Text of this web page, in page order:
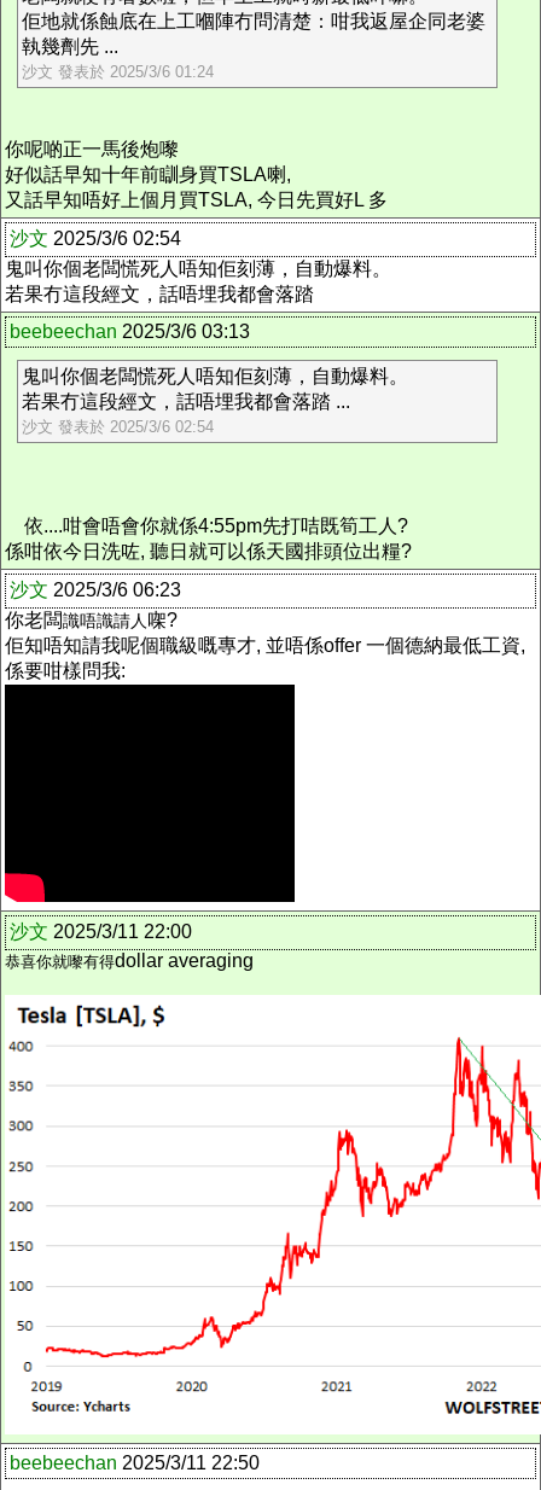
佢地就係蝕底在上工嗰陣冇問清楚：咁我返屋企同老婆
執幾劑先 ...
沙文 發表於 2025/3/6 01:24
你呢啲正一馬後炮嚟
好似話早知十年前瞓身買TSLA喇,
又話早知唔好上個月買TSLA, 今日先買好L 多
沙文 2025/3/6 02:54
鬼叫你個老闆慌死人唔知佢刻薄，自動爆料。
若果冇這段經文，話唔埋我都會落踏
beebeechan 2025/3/6 03:13
鬼叫你個老闆慌死人唔知佢刻薄，自動爆料。
若果冇這段經文，話唔埋我都會落踏 ...
沙文 發表於 2025/3/6 02:54
依....咁會唔會你就係4:55pm先打咭既筍工人?
係咁依今日洗咗, 聽日就可以係天國排頭位出糧?
沙文 2025/3/6 06:23
你老闆識唔識請人 㗎?
佢知唔知請我呢個職級嘅專才, 並唔係offer 一個德納最低工資,
係要咁樣問我:
沙文 2025/3/11 22:00
恭喜你就嚟有得dollar averaging
beebeechan 2025/3/11 22:50